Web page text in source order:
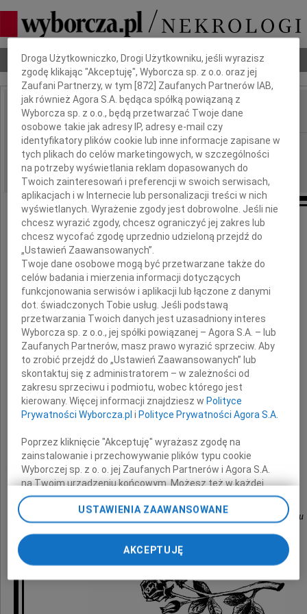
Nekrologi Odeszli Poradnik pogrzebowy
IMIĘ I NAZWISKO:
REGION: Warszawa
DATA EMISJI: 02.09.2009
Ewelinie Kordialik
wyrazy najgłębszego współczucia
z powodu śmierci
Mamy
składają
przyjaciele
z Allianz Polska oraz Departament Marketingu
Dbamy o Twoją prywatność
Droga Użytkowniczko, Drogi Użytkowniku, jeśli wyrazisz
zgodę klikając "Akceptuję", Wyborcza sp. z o.o. oraz jej
Zaufani Partnerzy, w tym [872 ] Zaufanych Partnerów IAB,
jak również Agora S.A. będąca spółką powiązaną z
Wyborcza sp. z o.o., będą przetwarzać Twoje dane
osobowe takie jak adresy IP, adresy e-mail czy
identyfikatory plików cookie lub inne informacje zapisane w
tych plikach do celów marketingowych, w szczególności
na potrzeby wyświetlania reklam dopasowanych do
Twoich zainteresowań i preferencji w swoich serwisach,
aplikacjach i w Internecie lub personalizacji treści w nich
wyświetlanych. Wyrażenie zgody jest dobrowolne. Jeśli nie
chcesz wyrazić zgody, chcesz ograniczyć jej zakres lub
chcesz wycofać zgodę uprzednio udzieloną przejdź do
„Ustawień Zaawansowanych”.
Twoje dane osobowe mogą być przetwarzane także do
celów badania i mierzenia informacji dotyczących
funkcjonowania serwisów i aplikacji lub łączone z danymi
dot. świadczonych Tobie usług. Jeśli podstawą
przetwarzania Twoich danych jest uzasadniony interes
Wyborcza sp. z o.o., jej spółki powiązanej – Agora S.A. – lub
Zaufanych Partnerów, masz prawo wyrazić sprzeciw. Aby
to zrobić przejdź do „Ustawień Zaawansowanych” lub
skontaktuj się z administratorem – w zależności od
zakresu sprzeciwu i podmiotu, wobec którego jest
kierowany. Więcej informacji znajdziesz w Polityce
Prywatności Wyborcza.pl i Polityce Prywatności Agora S.A.
Poprzez kliknięcie "Akceptuję" wyrażasz zgodę na
zainstalowanie i przechowywanie plików typu cookie
Wyborczej sp. z o. o. jej Zaufanych Partnerów i Agora S.A.
na Twoim urządzeniu końcowym. Możesz też w każdej
chwili zmienić swoje preferencje dot. plików cookie,
ponownie wywołując narzędzie do zarządzania Twoimi
preferencjami dot. przetwarzania danych poprzez
odnośnik „Ustawienia prywatności” w stopce serwisu i
przechodząc do sekcji „Ustawienia zaawansowane”.
Zmiana ustawień plików cookie możliwa jest także za
pomocą ustawień przeglądarki.
My, nasi Zaufani Partnerzy i Agora S.A. możemy
USTAWIENIA ZAAWANSOWANE
AKCEPTUJĘ